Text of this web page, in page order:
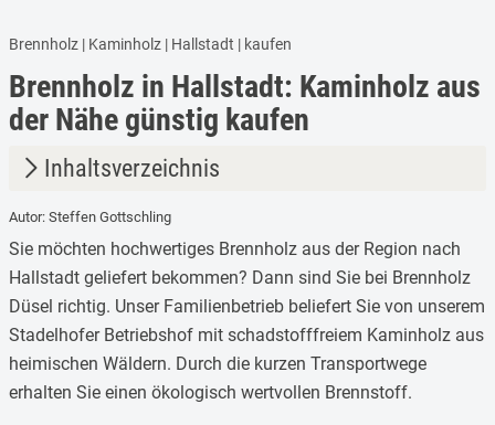
Brennholz | Kaminholz | Hallstadt | kaufen
Brennholz in Hallstadt: Kaminholz aus
der Nähe günstig kaufen
Inhaltsverzeichnis
1. Brennholz kaufen in Hallstadt
2. Brennholz Preise
3.
Brennholz Lieferung
Autor: Steffen Gottschling
Sie möchten hochwertiges Brennholz aus der Region nach
Hallstadt geliefert bekommen? Dann sind Sie bei Brennholz
Düsel richtig. Unser Familienbetrieb beliefert Sie von unserem
Stadelhofer Betriebshof mit schadstofffreiem Kaminholz aus
heimischen Wäldern. Durch die kurzen Transportwege
erhalten Sie einen ökologisch wertvollen Brennstoff.